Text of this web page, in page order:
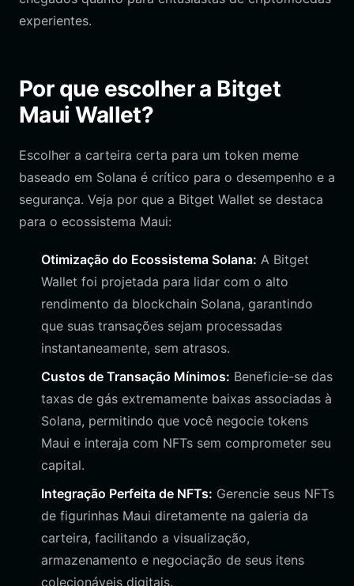
experientes.
Por que escolher a Bitget
Maui Wallet?
Escolher a carteira certa para um token meme
baseado em Solana é crítico para o desempenho e a
segurança. Veja por que a Bitget Wallet se destaca
para o ecossistema Maui:
Otimização do Ecossistema Solana: A Bitget
Wallet foi projetada para lidar com o alto
rendimento da blockchain Solana, garantindo
que suas transações sejam processadas
instantaneamente, sem atrasos.
Custos de Transação Mínimos: Beneficie-se das
taxas de gás extremamente baixas associadas à
Solana, permitindo que você negocie tokens
Maui e interaja com NFTs sem comprometer seu
capital.
Integração Perfeita de NFTs: Gerencie seus NFTs
de figurinhas Maui diretamente na galeria da
carteira, facilitando a visualização,
armazenamento e negociação de seus itens
colecionáveis digitais.